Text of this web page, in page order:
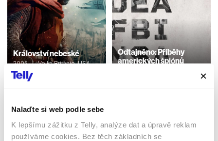
Nalaďte si web podle sebe
K lepšímu zážitku z Telly, analýze dat a úpravě reklam
používáme cookies. Bez těch základních se
Království nebeské
2005 | Velká Británie, USA,
Německo | 144 min
Dokumenty / Historický
Odtajněno: Příběhy
amerických špiónů
Sledujte kdekoliv až na 6 zařízeních